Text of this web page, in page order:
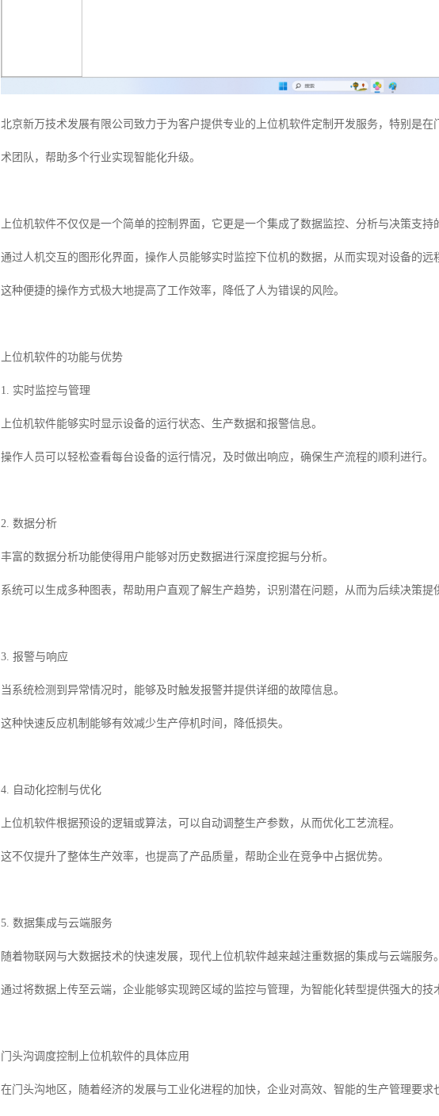
北京新万技术发展有限公司致力于为客户提供专业的上位机软件定制开发服务，特别是
术团队，帮助多个行业实现智能化升级。
上位机软件不仅仅是一个简单的控制界面，它更是一个集成了数据监控、分析与决策支持
通过人机交互的图形化界面，操作人员能够实时监控下位机的数据，从而实现对设备的远
这种便捷的操作方式极大地提高了工作效率，降低了人为错误的风险。
上位机软件的功能与优势
1. 实时监控与管理
上位机软件能够实时显示设备的运行状态、生产数据和报警信息。
操作人员可以轻松查看每台设备的运行情况，及时做出响应，确保生产流程的顺利进行。
2. 数据分析
丰富的数据分析功能使得用户能够对历史数据进行深度挖掘与分析。
系统可以生成多种图表，帮助用户直观了解生产趋势，识别潜在问题，从而为后续决策提
3. 报警与响应
当系统检测到异常情况时，能够及时触发报警并提供详细的故障信息。
这种快速反应机制能够有效减少生产停机时间，降低损失。
4. 自动化控制与优化
上位机软件根据预设的逻辑或算法，可以自动调整生产参数，从而优化工艺流程。
这不仅提升了整体生产效率，也提高了产品质量，帮助企业在竞争中占据优势。
5. 数据集成与云端服务
随着物联网与大数据技术的快速发展，现代上位机软件越来越注重数据的集成与云端服务
通过将数据上传至云端，企业能够实现跨区域的监控与管理，为智能化转型提供强大的技
门头沟调度控制上位机软件的具体应用
在门头沟地区，随着经济的发展与工业化进程的加快，企业对高效、智能的生产管理要求